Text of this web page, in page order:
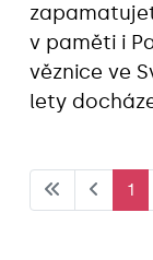
v paměti i
věznice ve
lety
1